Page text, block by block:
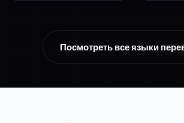
Посмотреть все языки